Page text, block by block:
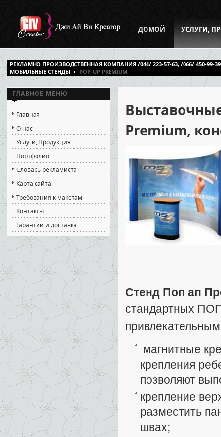
ДОМОЙ УСЛУГИ,
РЕКЛАМНО ПРОИЗВОДСТВЕННАЯ КОМПАНИЯ /044/ 223-57-63, /066/ 450-99-39
МОБИЛЬНЫЕ СТЕНДЫ
POP-UP PREMIUM
Premium,
Стенд Поп ап
стандартных
магнитные
крепления
позволяют
крепление
разместить
швах;
ГЛАВНОЕ МЕНЮ
Главная
О нас
Услуги, Продукция
Портфолио
Словарь рекламиста
Карта сайта
Требования к макетам
Контакты
Гарантии и доставка